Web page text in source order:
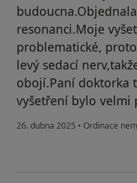
resonanci.Moje
problematické,
levý sedací
obojí.Paní doktorka
vyšetření bylo velmi
26. dubna 2025 • Ordinace